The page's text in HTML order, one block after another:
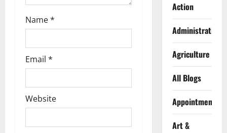
Name*
Email *
Website
Action
Administration
Agriculture
All Blogs
Appointments
Art &